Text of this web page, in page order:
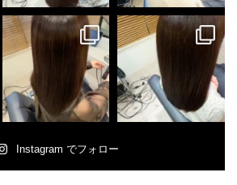
Instagram でフォロー